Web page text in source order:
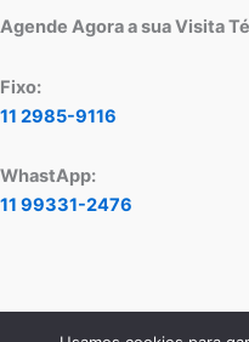
Agende Agora a sua Visita
Fixo:
11 2985-9116
WhastApp:
11 99331-2476